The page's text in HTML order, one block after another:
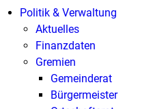
Politik & Verwaltung
Aktuelles
Finanzdaten
Gremien
Gemeinderat
Bürgermeister